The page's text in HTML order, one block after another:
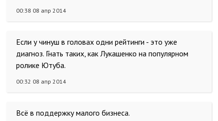
00:38 08 апр 2014
Если у чинуш в головах одни рейтинги - это уже
диагноз. Гнать таких, как Лукашенко на популярном
ролике Ютуба.
00:32 08 апр 2014
Всё в поддержку малого бизнеса.